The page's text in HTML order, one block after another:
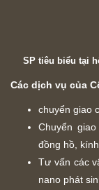
SP tiêu biểu tại
Các dịch vụ của
chuyển giao
Chuyển
đồng hồ,
Tư vấn các
nano phát